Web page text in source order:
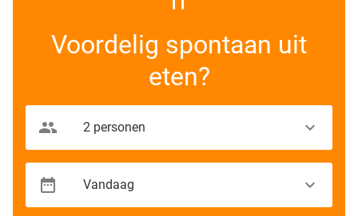
Voordelig spontaan uit
eten?